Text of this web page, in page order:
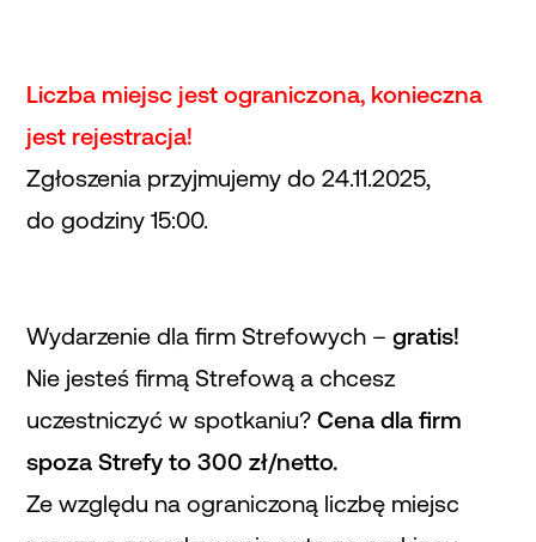
Liczba miejsc jest ograniczona, konieczna
jest rejestracja!
Zgłoszenia przyjmujemy do 24.11.2025,
do godziny 15:00.
Wydarzenie dla firm Strefowych – gratis!
Nie jesteś firmą Strefową a chcesz
uczestniczyć w spotkaniu?Cena dla firm
spoza Strefy to 300 zł/netto.
Ze względu na ograniczoną liczbę miejsc